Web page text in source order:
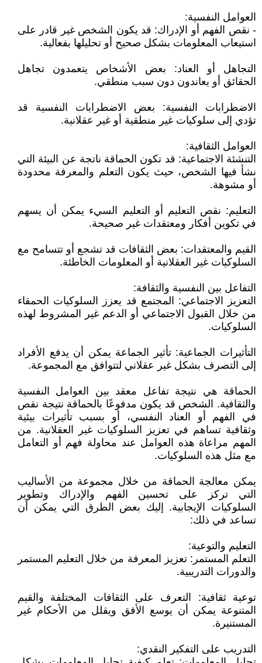
العوامل النفسية:
- نقص الفهم أو الإدراك: قد يكون الشخص غير قادر على
استيعاب المعلومات بشكل صحيح أو تحليلها بفعالية.
التجاهل أو العناد: بعض الأشخاص يتعمدون تجاهل
الحقائق أو يعاندون دون سبب منطقي.
الاضطرابات النفسية: بعض الاضطرابات النفسية قد
تؤدي إلى سلوكيات غير منطقية أو غير عقلانية.
العوامل الثقافية:
التنشئة الاجتماعية: قد تكون الحماقة ناتجة عن البيئة التي
نشأ فيها الشخص، حيث يكون التعلم والمعرفة محدودة
أو مشوهة.
التعليم: نقص التعليم أو التعليم السيء يمكن أن يسهم
في تكوين أفكار ومعتقدات غير صحيحة.
القيم والمعتقدات: بعض الثقافات قد تشجع أو تتسامح مع
السلوكيات غير العقلانية أو المعلومات الخاطئة.
التفاعل بين النفسية والثقافة:
التعزيز الاجتماعي: المجتمع قد يعزز السلوكيات الحمقاء
من خلال القبول الاجتماعي أو الدعم غير المشروط لهذه
السلوكيات.
التأثيرات الجماعية: تأثير الجماعة يمكن أن يدفع الأفراد
إلى التصرف بشكل غير عقلاني لتتوافق مع المجموعة.
الحماقة هي نتيجة تفاعل معقد بين العوامل النفسية
والثقافية. الشخص قد يكون مدفوعًا بالحماقة نتيجة نقص
في الفهم أو العناد النفسي، أو بسبب تأثيرات بيئية
وثقافية تساهم في تعزيز السلوكيات غير العقلانية. من
المهم مراعاة هذه العوامل عند محاولة فهم أو التعامل
مع مثل هذه السلوكيات.
يمكن معالجة الحماقة من خلال مجموعة من الأساليب
التي تركز على تحسين الفهم والإدراك وتطوير
السلوكيات الإيجابية. إليك بعض الطرق التي يمكن أن
تساعد في ذلك:
التعليم والتوعية:
التعلم المستمر: تعزيز المعرفة من خلال التعليم المستمر
والدورات التدريبية.
توعية ثقافية: التعرف على الثقافات المختلفة والقيم
المتنوعة يمكن أن يوسع الأفق ويقلل من الأحكام غير
المستنيرة.
التدريب على التفكير النقدي: